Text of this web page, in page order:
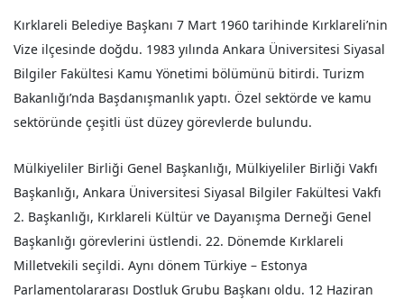
Kırklareli Belediye Başkanı 7 Mart 1960 tarihinde Kırklareli’nin
Vize ilçesinde doğdu. 1983 yılında Ankara Üniversitesi Siyasal
Bilgiler Fakültesi Kamu Yönetimi bölümünü bitirdi. Turizm
Bakanlığı’nda Başdanışmanlık yaptı. Özel sektörde ve kamu
sektöründe çeşitli üst düzey görevlerde bulundu.
Mülkiyeliler Birliği Genel Başkanlığı, Mülkiyeliler Birliği Vakfı
Başkanlığı, Ankara Üniversitesi Siyasal Bilgiler Fakültesi Vakfı
2. Başkanlığı, Kırklareli Kültür ve Dayanışma Derneği Genel
Başkanlığı görevlerini üstlendi. 22. Dönemde Kırklareli
Milletvekili seçildi. Aynı dönem Türkiye – Estonya
Parlamentolararası Dostluk Grubu Başkanı oldu. 12 Haziran